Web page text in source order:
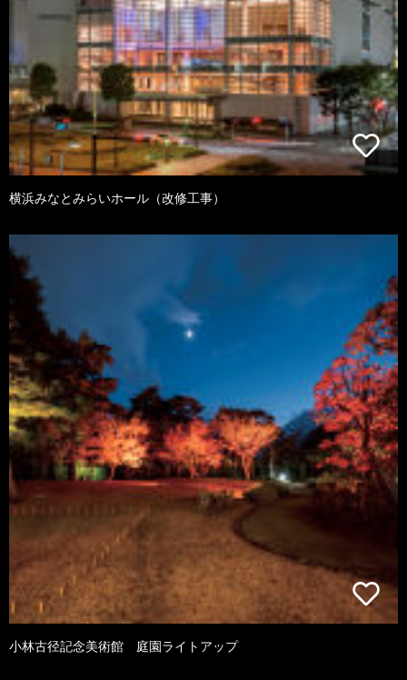
横浜みなとみらいホール（改修工事）
小林古径記念美術館 庭園ライトアップ